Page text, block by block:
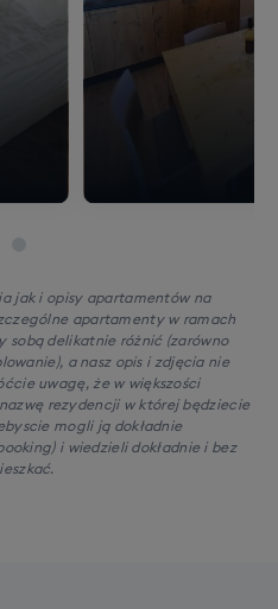
jak i opisy apartamentów na
apartamenty w ramach
sobą delikatnie różnić (zarówno
a nasz opis i zdjęcia nie
uwagę, że w większości
rezydencji w której będziecie
mogli ją dokładnie
i wiedzieli dokładnie i bez